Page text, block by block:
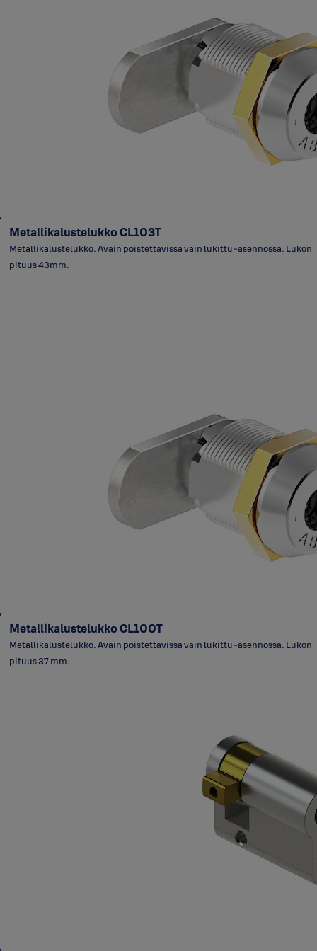
Metallikalustelukko CL103T
Metallikalustelukko. Avain poistettavissa vain lukittu-asennossa. Lukon
pituus 43mm.
Metallikalustelukko CL100T
Metallikalustelukko. Avain poistettavissa vain lukittu-asennossa. Lukon
pituus 37 mm.